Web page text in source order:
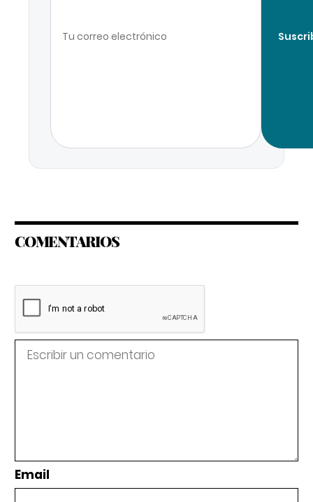
COMENTARIOS
Email